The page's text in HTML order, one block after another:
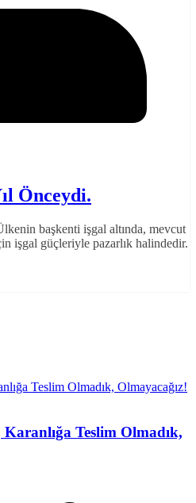
Önceydi.
başkenti işgal altında, mevcut
işgal güçleriyle pazarlık halindedir.
Teslim Olmadık,